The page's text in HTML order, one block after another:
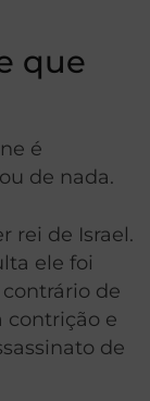
que
é
de nada.
rei de Israel.
ele foi
de
contrição e
de